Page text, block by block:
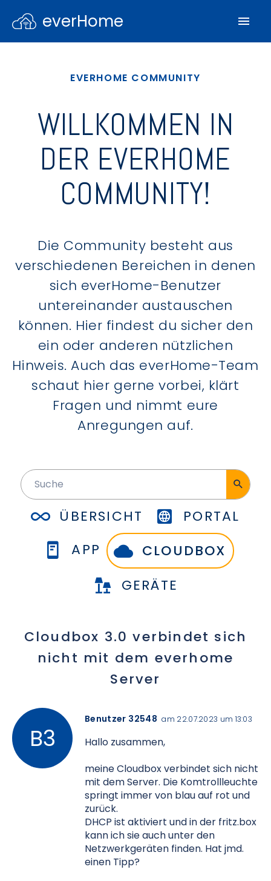
everHome
EVERHOME COMMUNITY
WILLKOMMEN IN
DER EVERHOME
COMMUNITY!
Die Community besteht aus
verschiedenen Bereichen in denen
sich everHome-Benutzer
untereinander austauschen
können. Hier findest du sicher den
ein oder anderen nützlichen
Hinweis. Auch das everHome-Team
schaut hier gerne vorbei, klärt
Fragen und nimmt eure
Anregungen auf.
ÜBERSICHT
PORTAL
APP
CLOUDBOX
GERÄTE
Cloudbox 3.0 verbindet sich
nicht mit dem everhome
Server
Benutzer 32548 am 22.07.2023 um 13:03
Hallo zusammen,
meine Cloudbox verbindet sich nicht
mit dem Server. Die Komtrollleuchte
springt immer von blau auf rot und
zurück.
DHCP ist aktiviert und in der fritz.box
kann ich sie auch unter den
Netzwerkgeräten finden. Hat jmd.
einen Tipp?